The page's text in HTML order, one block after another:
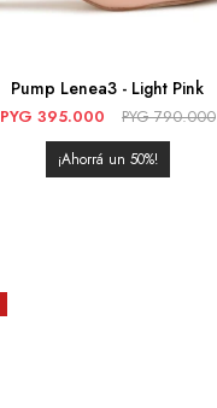
Pump Lenea3 - Light Pink
PYG 395.000 PYG 790.000
50